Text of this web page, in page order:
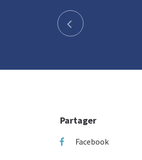
Partager
Facebook